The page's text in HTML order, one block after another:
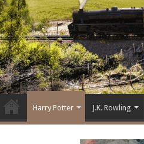
Harry Potter J.K. Rowling